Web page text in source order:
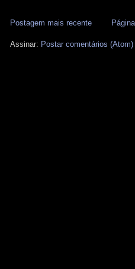
Postagem mais recente
Assinar: Postar comentários (Atom)